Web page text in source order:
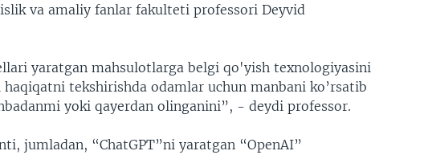
va amaliy fanlar fakulteti professori Deyvid
yaratgan mahsulotlarga belgi qo'yish texnologiyasini
tekshirishda odamlar uchun manbani ko’rsatib
yoki qayerdan olinganini”, - deydi professor.
jumladan, “ChatGPT”ni yaratgan “OpenAI”